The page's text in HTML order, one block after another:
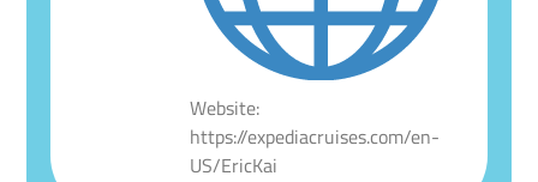
Website:
https://expediacruises.com/en-
US/EricKai